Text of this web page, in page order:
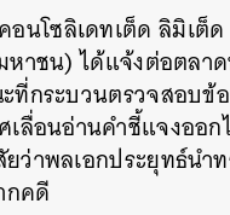
นโซลิเดทเต็ด ลิมิเต็
าชน) ได้แจ้งต่อตลา
ที่กระบวนตรวจสอบ
ลื่อนอ่านคำชี้แจงออ
ว่าพลเอกประยุทธ์น
กคดี